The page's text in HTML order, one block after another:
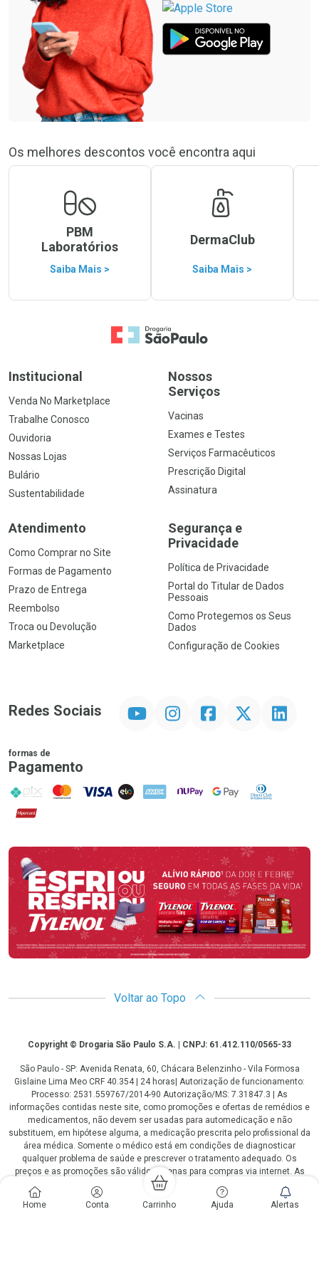
Home Conta Carrinho Ajuda Alertas
Os melhores descontos você encontra aqui
PBM
Laboratórios
Saiba Mais >
DermaClub
Saiba Mais >
Ir para a Home
Institucional
Venda No Marketplace
Trabalhe Conosco
Ouvidoria
Nossas Lojas
Bulário
Sustentabilidade
Nossos
Serviços
Vacinas
Exames e Testes
Serviços Farmacêuticos
Prescrição Digital
Assinatura
Atendimento
Como Comprar no Site
Formas de Pagamento
Prazo de Entrega
Reembolso
Troca ou Devolução
Marketplace
Segurança e
Privacidade
Política de Privacidade
Portal do Titular de Dados
Pessoais
Como Protegemos os Seus
Dados
Configuração de Cookies
Redes Sociais InstagramFacebook Linkedin
formas de
Pagamento
PIX MasterCard
VISA ELO AMEX NuPay Google PayDiners Club
Hipercard
Promoção em Destaque
Voltar ao Topo
CopyrightCopyright © Drogaria São Paulo S.A. | CNPJ: 61.412.110/0565-33
São Paulo - SP: Avenida Renata, 60, Chácara Belenzinho - Vila Formosa
Gislaine Lima Meo CRF 40.354 | 24 horas| Autorização de funcionamento:
Processo: 2531.559767/2014-90 Autorização/MS: 7.31847.3 | As
informações contidas neste site, como promoções e ofertas de remédios e
medicamentos, não devem ser usadas para automedicação e não
substituem, em hipótese alguma, a medicação prescrita pelo profissional da
área médica. Somente o médico está em condições de diagnosticar
qualquer problema de saúde e prescrever o tratamento adequado. Os
preços e as promoções são válidos apenas para compras via internet. As
fotos contidas em nosso site são meramente ilustrativas. *Preços e
disponibilidade sujeitos a alterações no decorrer do dia. Antibióticos e
antimicrobianos vendas apenas em lojas físicas ou televendas. Portaria nº